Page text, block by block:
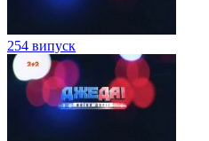
254 випуск